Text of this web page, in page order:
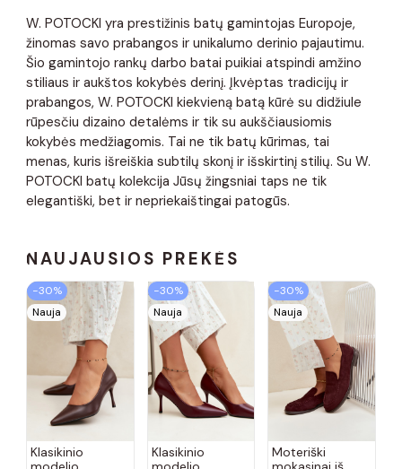
W. POTOCKI yra prestižinis batų gamintojas Europoje,
žinomas savo prabangos ir unikalumo derinio pajautimu.
Šio gamintojo rankų darbo batai puikiai atspindi amžino
stiliaus ir aukštos kokybės derinį. Įkvėptas tradicijų ir
prabangos, W. POTOCKI kiekvieną batą kūrė su didžiule
rūpesčiu dizaino detalėms ir tik su aukščiausiomis
kokybės medžiagomis. Tai ne tik batų kūrimas, tai
menas, kuris išreiškia subtilų skonį ir išskirtinį stilių. Su W.
POTOCKI batų kolekcija Jūsų žingsniai taps ne tik
elegantiški, bet ir nepriekaištingai patogūs.
NAUJAUSIOS PREKĖS
−30%
Nauja
Klasikinio
−30%
Nauja
Klasikinio
−30%
Nauja
Moteriški